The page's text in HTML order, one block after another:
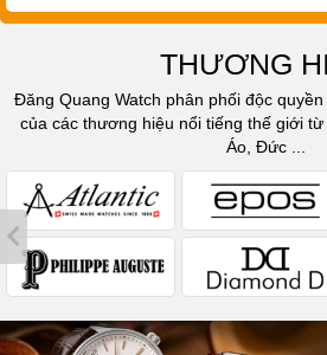
THƯƠNG
Đăng Quang Watch phân phối độc
của các thương hiệu nổi tiếng thế giới từ
Áo, Đức ...